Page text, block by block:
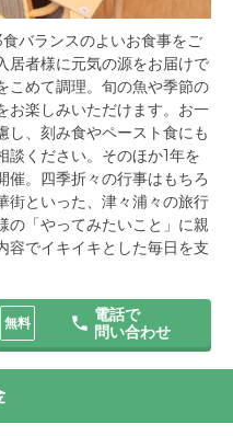
バランスのよいお食事をご
居者様に元気の源をお届けで
こめて調理。旬の魚や季節の
お楽しみいただけます。お一
し、刻み食やペースト食にも
談ください。そのほか1年を
催。四季折々の行事はもちろ
街といった、津々浦々の旅行
の「やってみたいこと」に親
容でイキイキとした毎日を支
無料
電話で
問い合わせ